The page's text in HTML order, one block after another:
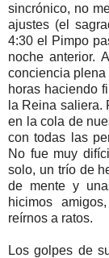
sincrónico, no
ajustes (el
4:30 el Pimpo
noche anterior.
conciencia plena
horas haciendo
la Reina saliera.
en la cola de
con todas las
No fue muy
solo, un trío de
de mente y
hicimos
reírnos a ratos.
Los golpes de